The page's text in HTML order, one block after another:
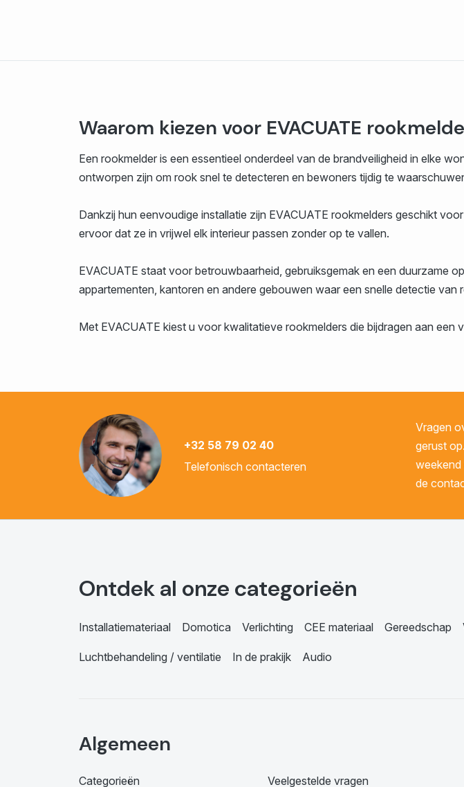
Waarom kiezen voor EVACUATE
Een rookmelder is een essentieel onderdeel van de brandveiligheid in elke
ontworpen zijn om rook snel te detecteren en bewoners tijdig te
Dankzij hun eenvoudige installatie zijn EVACUATE rookmelders geschikt
ervoor dat ze in vrijwel elk interieur passen zonder op te vallen.
EVACUATE staat voor betrouwbaarheid, gebruiksgemak en een duurzame
appartementen, kantoren en andere gebouwen waar een snelle detectie van
Met EVACUATE kiest u voor kwalitatieve rookmelders die bijdragen aan een
+32 58 79 02 40
Telefonisch contacteren
Vragen
gerust
weekend
de
Ontdek al onze categorieën
Installatiemateriaal Domotica Verlichting CEE materiaal Gereedschap
Luchtbehandeling / ventilatie In de prakijk Audio
Algemeen
Categorieën Veelgestelde vragen